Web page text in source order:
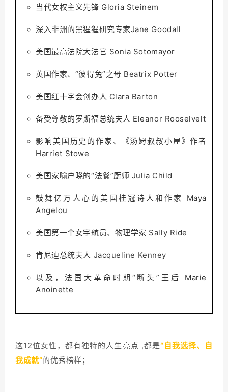
当代女权主义先锋 Gloria Steinem
深入非洲的黑猩猩研究专家Jane Goodall
美国最高法院大法官 Sonia Sotomayor
英国作家、 “彼得兔”之母 Beatrix Potter
美国红十字会创办人 Clara Barton
备受尊敬的罗斯福总统夫人 Eleanor Rooselvelt
影响美国历史的作家、《汤姆叔叔小屋》作者
Harriet Stowe
美国家喻户晓的“法餐”厨师 Julia Child
鼓舞亿万人心的美国桂冠诗人和作家 Maya
Angelou
美国第一个女宇航员、物理学家 Sally Ride
肯尼迪总统夫人 Jacqueline Kenney
以及，法国大革命时期“断头”王后 Marie
Anoinette
这12位女性，都有独特的人生亮点 ,都是“自我选择、自
我成就”的优秀榜样；